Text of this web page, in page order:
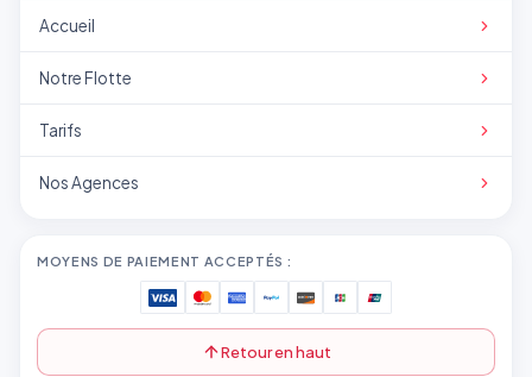
Accueil
Notre Flotte
Tarifs
Nos Agences
MOYENS DE PAIEMENT ACCEPTÉS :
Retour en haut